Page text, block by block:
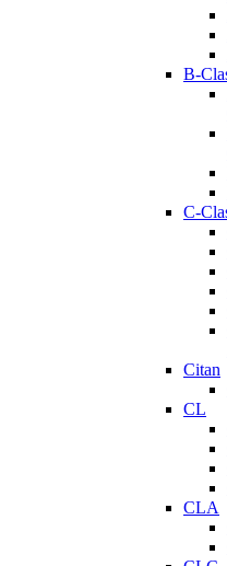
B-
C-
Citan
CL
CLA